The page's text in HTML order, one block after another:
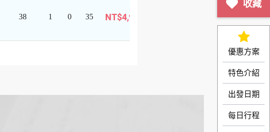
優惠方案
特色介紹
出發日期
每日行程
38 1 0 35 NT$4,999